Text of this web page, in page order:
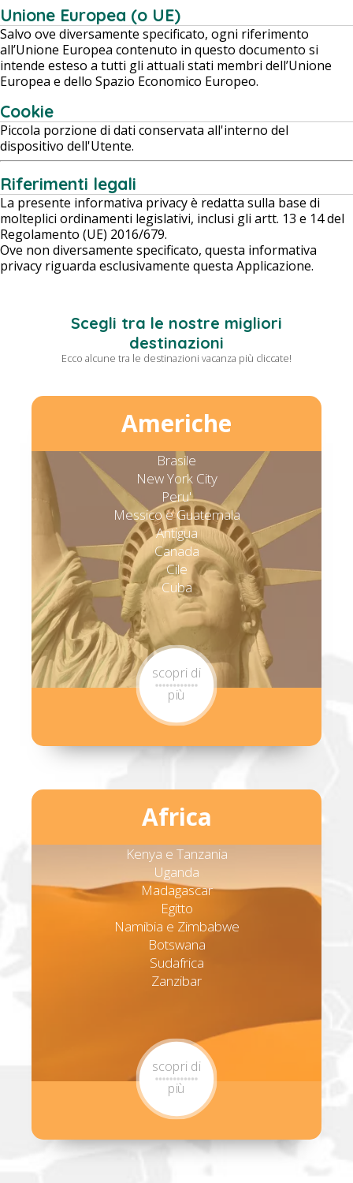
Unione Europea (o UE)
Salvo ove diversamente specificato, ogni riferimento
all’Unione Europea contenuto in questo documento si
intende esteso a tutti gli attuali stati membri dell’Unione
Europea e dello Spazio Economico Europeo.
Cookie
Piccola porzione di dati conservata all'interno del
dispositivo dell'Utente.
Riferimenti legali
La presente informativa privacy è redatta sulla base di
molteplici ordinamenti legislativi, inclusi gli artt. 13 e 14 del
Regolamento (UE) 2016/679.
Ove non diversamente specificato, questa informativa
privacy riguarda esclusivamente questa Applicazione.
Scegli tra le nostre migliori
destinazioni
Ecco alcune tra le destinazioni vacanza più cliccate!
Americhe
Brasile
New York City
Peru'
Messico e Guatemala
Antigua
Canada
Cile
Cuba
scopri di
più
Africa
Kenya e Tanzania
Uganda
Madagascar
Egitto
Namibia e Zimbabwe
Botswana
Sudafrica
Zanzibar
scopri di
più